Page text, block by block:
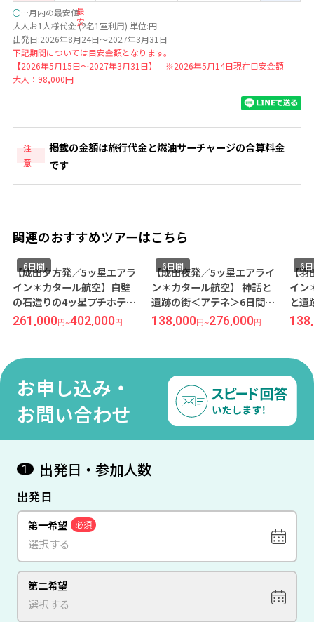
最
安
○…月内の最安値
大人お1人様代金 (2名1室利用) 単位:円
出発日:2026年8月24日～2027年3月31日
下記期間については目安金額となります。
【2026年5月15日～2027年3月31日】 ※2026年5月14日現在目安金額
大人：98,000円
注
意
掲載の金額は旅行代金と燃油サーチャージの合算料金
です
関連のおすすめツアーはこちら
【成田夕方発／5ッ星エアラ
イン＊カタール航空】白壁
の石造りの4ッ星プチホテル
§『Theoxenia Boutique
Santorini Hotel』
島には充実の『2泊』＆アテ
6日間
261,000 円~402,000 円
【成田夜発／5ッ星エアライ
ン＊カタール航空】 神話と
遺跡の街＜アテネ＞6日間
（価格重視ホテル）
6日間
138,000 円~276,000 円
【
イン
と遺
（価
6
お申し込み・
お問い合わせ
1 出発日・参加人数
出発日
第一希望 必須
第二希望